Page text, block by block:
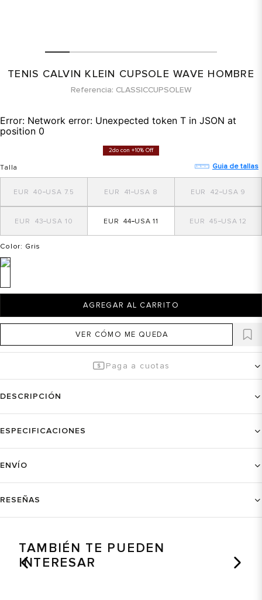
TENIS CALVIN KLEIN CUPSOLE WAVE HOMBRE
Referencia CLASSICCUPSOLEW
Error: Network error: Unexpected token T in JSON at
position 0
2do con +10% Off
Talla Guia de tallas
7.5
40 8
41 9
42
10
43 11
44 12
45
Color: Gris
AGREGAR AL CARRITO
VER CÓMO ME QUEDA
Paga a cuotas
DESCRIPCIÓN
ESPECIFICACIONES
ENVÍO
RESEÑAS
TAMBIÉN TE PUEDEN
INTERESAR